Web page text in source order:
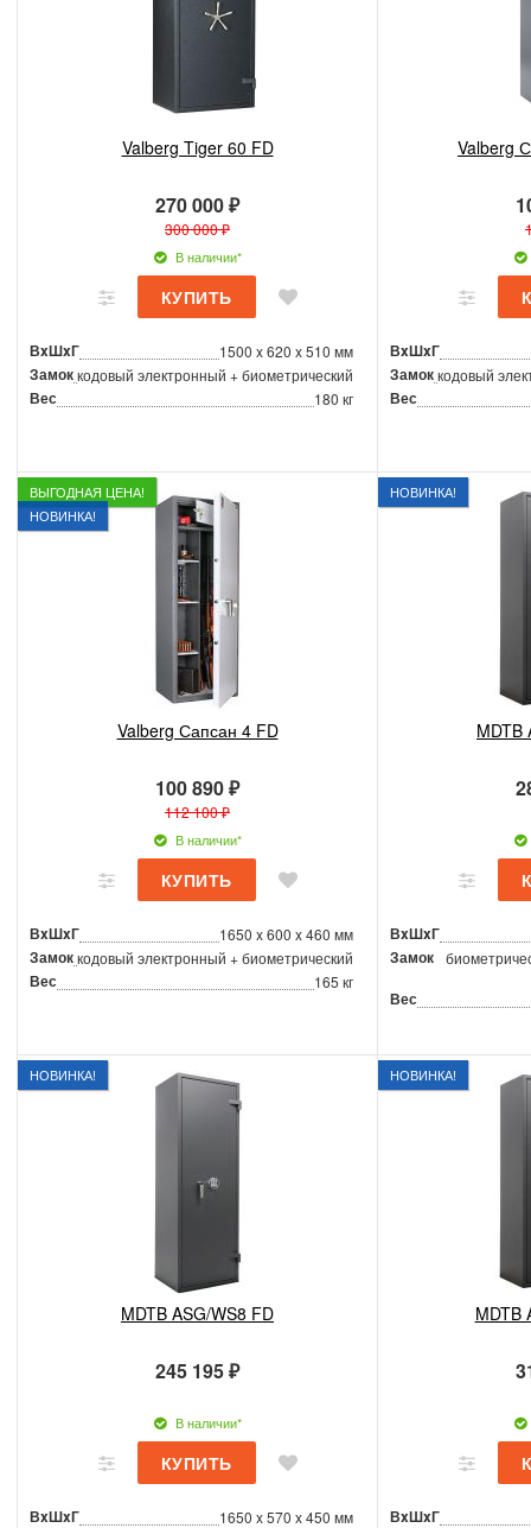
Valberg Tiger 60 FD
270 000 ₽
300 000 ₽
В наличии*
ВxШxГ 1500 x 620 x 510 мм
Замоккодовый электронный + биометрический
Вес 180 кг
Valberg
ВxШxГ
Замоккодовый
Вес
ВЫГОДНАЯ ЦЕНА!
НОВИНКА!
Valberg Сапсан 4 FD
100 890 ₽
112 100 ₽
В наличии*
ВxШxГ 1650 x 600 x 460 мм
Замоккодовый электронный + биометрический
Вес 165 кг
НОВИНКА!
MDTB
ВxШxГ
Замок
Вес
НОВИНКА!
MDTB ASG/WS8 FD
245 195 ₽
В наличии*
ВxШxГ 1650 x 570 x 450 мм
НОВИНКА!
MDTB
ВxШxГ